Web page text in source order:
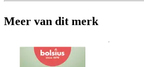
Meer van dit merk